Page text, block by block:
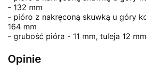
- 132 mm
- pióro z nakręconą skuwką u góry
164 mm
- grubość pióra - 11 mm, tuleja 12
Opinie